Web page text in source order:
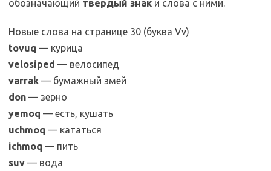
обозначающий твердый знак и слова с ними.
Новые слова на странице 30 (буква Vv)
tovuq — курица
velosiped — велосипед
varrak — бумажный змей
don — зерно
yemoq — есть, кушать
uchmoq — кататься
ichmoq — пить
suv — вода